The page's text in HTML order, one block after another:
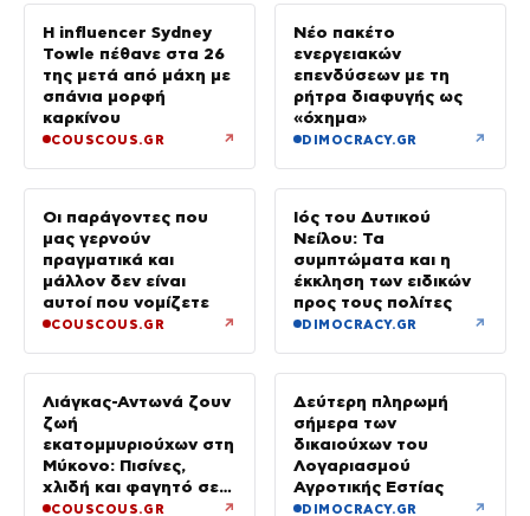
Η influencer Sydney
Towle πέθανε στα 26
της μετά από μάχη με
σπάνια μορφή
καρκίνου
COUSCOUS.GR ↗
Νέο πακέτο
ενεργειακών
επενδύσεων με τη
ρήτρα διαφυγής ως
«όχημα»
DIMOCRACY.GR ↗
Οι παράγοντες που
μας γερνούν
πραγματικά και
μάλλον δεν είναι
αυτοί που νομίζετε
COUSCOUS.GR ↗
Ιός του Δυτικού
Νείλου: Τα
συμπτώματα και η
έκκληση των ειδικών
προς τους πολίτες
DIMOCRACY.GR ↗
Λιάγκας-Αντωνά ζουν
ζωή
εκατομμυριούχων στη
Μύκονο: Πισίνες,
χλιδή και φαγητό σε
πανάκριβα εστιατόρια
COUSCOUS.GR ↗
Δεύτερη πληρωμή
σήμερα των
δικαιούχων του
Λογαριασμού
Αγροτικής Εστίας
DIMOCRACY.GR ↗